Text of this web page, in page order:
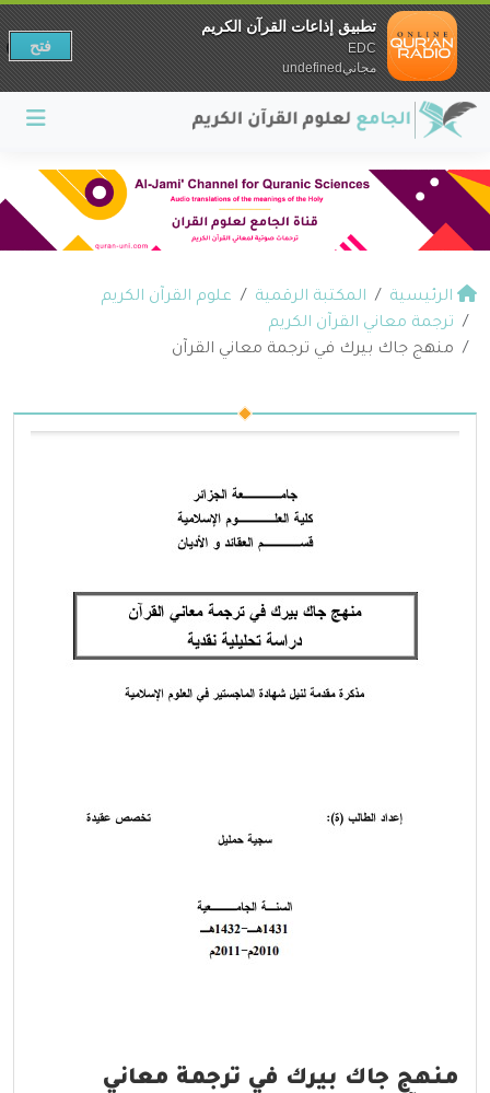
الرئيسية المكتبة الرقمية
علوم القرآن الكريم
ترجمة معاني القرآن الكريم
منهج جاك بيرك في ترجمة معاني القرآن
منهج جاك بيرك في ترجمة معاني
تطبيق إذاعات القرآن الكريم
EDC
مجانيundefined
فتح